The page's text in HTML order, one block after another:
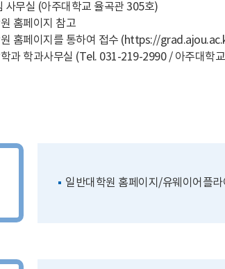
사무실 (아주대학교 율곡관 305호)
홈페이지 참고
홈페이지를 통하여 접수 (https://
과 학과사무실 (Tel. 031-219-2990/ 아주대학
일반대학원 홈페이지/유웨이어플라